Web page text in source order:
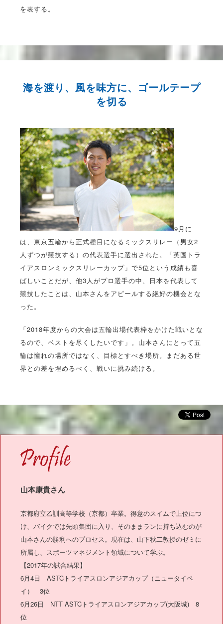
を表する。
海を渡り、風を味方に、ゴールテープ
を切る
9月に
は、東京五輪から正式種目になるミックスリレー（男女2
人ずつが競技する）の代表選手に選出された。「英国トラ
イアスロンミックスリレーカップ」で5位という成績も喜
ばしいことだが、他3人がプロ選手の中、日本を代表して
競技したことは、山本さんをアピールする絶好の機会とな
った。
「2018年度からの大会は五輪出場代表枠をかけた戦いとな
るので、ベストを尽くしたいです」。山本さんにとって五
輪は憧れの場所ではなく、目標とすべき場所。まだある世
界との差を埋めるべく、戦いに挑み続ける。
山本康貴さん
京都府立乙訓高等学校（京都）卒業。得意のスイムで上位につ
け、バイクでは先頭集団に入り、そのままランに持ち込むのが
山本さんの勝利へのプロセス。現在は、山下秋二教授のゼミに
所属し、スポーツマネジメント領域について学ぶ。
【2017年の試合結果】
6月4日 ASTCトライアスロンアジアカップ（ニュータイペ
イ） 3位
6月26日 NTT ASTCトライアスロンアジアカップ(大阪城) 8
位